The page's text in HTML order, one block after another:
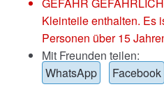
Kleinteile enthalten. Es
Personen über 15
Mit Freunden teilen:
WhatsApp
Facebook